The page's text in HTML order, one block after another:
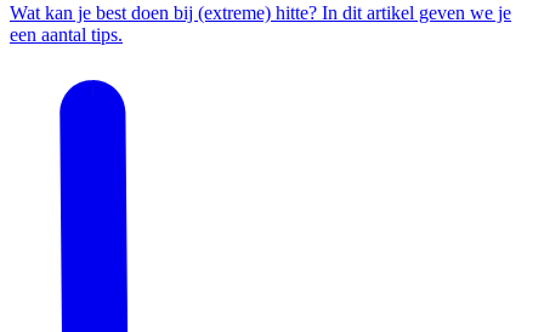
Wat kan je best doen bij (extreme) hitte? In dit artikel geven we je
een aantal tips.